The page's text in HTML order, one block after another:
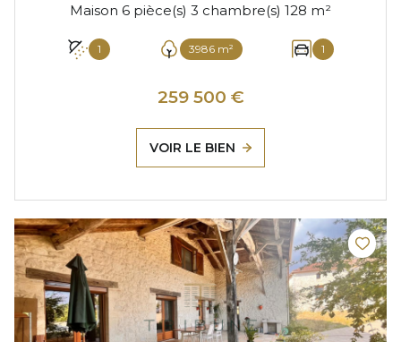
Maison 6 pièce(s) 3 chambre(s) 128 m²
1 3986 m² 1
259 500 €
VOIR LE BIEN